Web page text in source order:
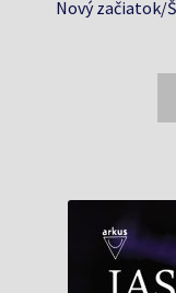
Nový začiatok/